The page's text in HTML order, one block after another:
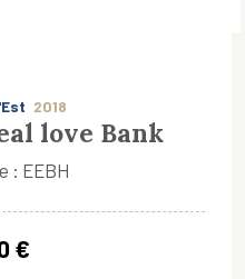
2018
love Bank
: EEBH
€